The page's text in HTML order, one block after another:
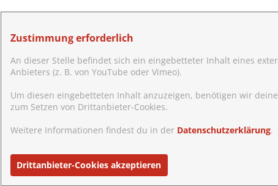
Zustimmung erforderlich
An dieser Stelle befindet sich ein eingebetteter Inhalt eines
Anbieters (z. B. von YouTube oder Vimeo).
Um diesen eingebetteten Inhalt anzuzeigen, benötigen wir
zum Setzen von Drittanbieter-Cookies.
Weitere Informationen findest du in der Datenschutzerklärung.
Drittanbieter-Cookies akzeptieren